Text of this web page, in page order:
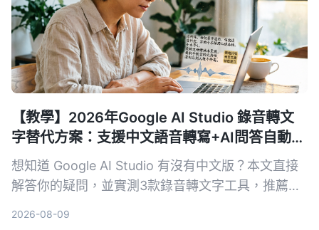
【教學】2026年Google AI Studio 錄音轉文
字替代方案：支援中文語音轉寫+AI問答自動摘
要
想知道 Google AI Studio 有沒有中文版？本文直接
解答你的疑問，並實測3款錄音轉文字工具，推薦
2026-08-09